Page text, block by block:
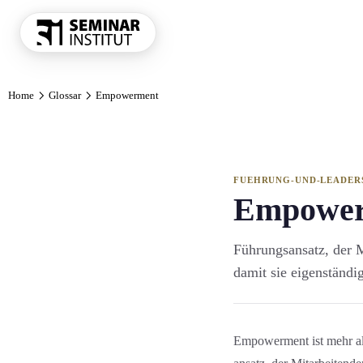
KI und
Projekt und
Personal und
Finanzen
Einkauf und
Home Glossar Empowerment
FUEHRUNG-UND-
Führungs­ansatz, der
damit sie
Empowerment ist mehr